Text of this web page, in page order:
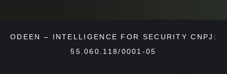
ODEEN – INTELLIGENCE FOR SECURITY CNPJ:
55.060.118/0001-05